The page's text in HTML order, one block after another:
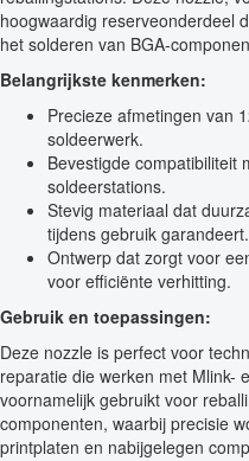
hoogwaardig reserveonderdeel
het solderen van BGA-
Belangrijkste kenmerken:
Precieze afmetingen van
soldeerwerk.
Bevestigde compatibiliteit
soldeerstations.
Stevig materiaal dat
tijdens gebruik garandeert.
Ontwerp dat zorgt voor
voor efficiënte verhitting.
Gebruik en toepassingen:
Deze nozzle is perfect voor
reparatie die werken met Mlink-
voornamelijk gebruikt voor
componenten, waarbij precisie
printplaten en nabijgelegen